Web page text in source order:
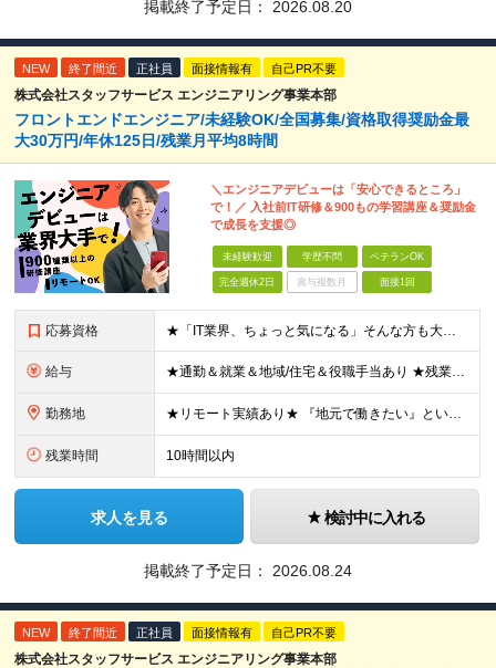
掲載終了予定日： 2026.08.20
NEW 終了間近 正社員 面接情報有 自己PR不要
株式会社スタッフサービス エンジニアリング事業本部
フロントエンドエンジニア/未経験OK/全国募集/資格取得奨励金最
大30万円/年休125日/残業月平均8時間
＼エンジニアデビューは「安心できるところ」
で！／ 入社前IT研修＆900もの学習講座＆奨励金
で成長を支援◎
未経験歓迎 学歴不問 ベテランOK
完全週休2日 賞与複数月 面接1回
応募資格 ★「IT業界、ちょっと気になる」そんな方も大歓迎！ ■学歴不問 ■未経験・第二新卒歓迎 ■知識・経験はこれから身につけていければOK！ □■ステップアップ■□ 社内システム開発やインフラ構築などジャ
給与 ★通勤＆就業＆地域/住宅＆役職手当あり ★残業代は全額支給 ★選べる給与制度あり！ ■東京・神奈川・千葉・埼玉勤務の場合 月給24.5万円～55万円＋諸手当 （残業代は全額支給） (20,000円の
勤務地 ★リモート実績あり★ 『地元で働きたい』という希望に、業界トップクラス約7,000件の取引事業所数、90,000件以上のプロジェクトから検討をいたします。 全国の取引先での就業となります（沖縄を除
残業時間 10時間以内
求人を見る 検討中に入れる
掲載終了予定日： 2026.08.24
NEW 終了間近 正社員 面接情報有 自己PR不要
株式会社スタッフサービス エンジニアリング事業本部